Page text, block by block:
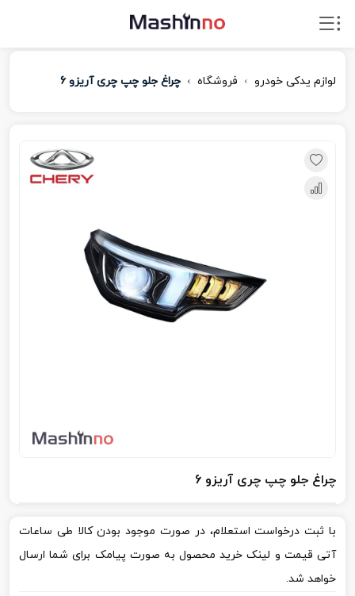
لوازم یدکی خودرو فروشگاه چراغ جلو چپ چری آریزو 6
چراغ جلو چپ چری آریزو 6
با ثبت درخواست استعلام، در صورت موجود بودن کالا طی ساعات
آتی قیمت و لینک خرید محصول به صورت پیامک برای شما ارسال
خواهد شد.